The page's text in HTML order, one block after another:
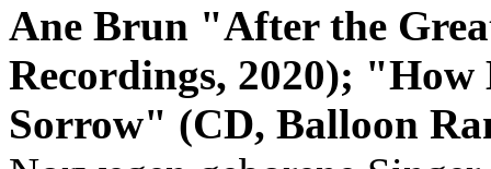
Ane Brun "After the
Recordings, 2020);
Sorrow" (CD, Balloon